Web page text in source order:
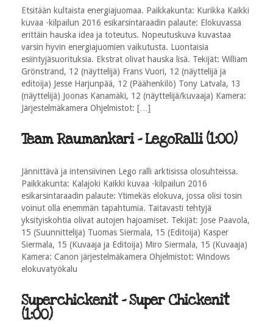
Etsitään kultaista energiajuomaa. Paikkakunta: Kurikka Kaikki
kuvaa -kilpailun 2016 esikarsintaraadin palaute: Elokuvassa
erittäin hauska idea ja toteutus. Nopeutuskuva kuvastaa
varsin hyvin energiajuomien vaikutusta. Luontaisia
esiintyjäsuorituksia. Ekstrat olivat hauska lisä. Tekijät: William
Grönstrand, 12 (näyttelijä) Frans Vuori, 12 (näyttelijä ja
editoija) Jesse Harjunpää, 12 (Päähenkilö) Tony Latvala, 13
(näyttelijä) Joonas Kanamäki, 12 (näyttelijä/kuvaaja) Kamera:
Järjestelmäkamera Ohjelmistot: […]
Team Raumankari - LegoRalli (1:00)
Jännittävä ja intensiivinen Lego ralli arktisissa olosuhteissa.
Paikkakunta: Kalajoki Kaikki kuvaa -kilpailun 2016
esikarsintaraadin palaute: Ytimekäs elokuva, jossa olisi tosin
voinut olla enemmän tapahtumia. Taitavasti tehtyjä
yksityiskohtia olivat autojen hajoamiset. Tekijät: Jose Paavola,
15 (Suunnittelija) Tuomas Siermala, 15 (Editoija) Kasper
Siermala, 15 (Kuvaaja ja Editoija) Miro Siermala, 15 (Kuvaaja)
Kamera: Canon järjestelmäkamera Ohjelmistot: Windows
elokuvatyökalu
Superchickenit - Super Chickenit
(1:00)